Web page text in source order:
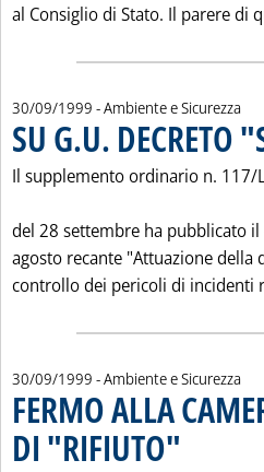
al Consiglio di Stato. Il parere di
30/09/1999 - Ambiente e Sicurezza
SU G.U. DECRETO
Il supplemento ordinario n. 117/
del 28 settembre ha pubblicato
agosto recante "Attuazione della
controllo dei pericoli di incidenti
30/09/1999 - Ambiente e Sicurezza
FERMO ALLA
DI "RIFIUTO"